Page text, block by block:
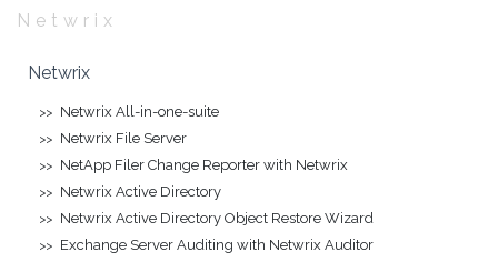
Netwrix
Netwrix
Netwrix All-in-one-suite
Netwrix File Server
NetApp Filer Change Reporter with Netwrix
Netwrix Active Directory
Netwrix Active Directory Object Restore Wizard
Exchange Server Auditing with Netwrix Auditor